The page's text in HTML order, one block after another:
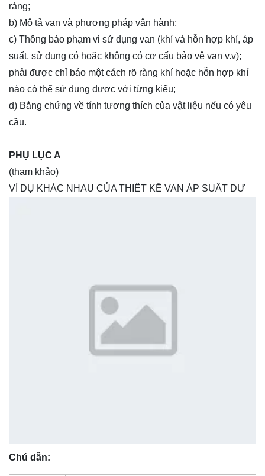
ràng;
b) Mô tả van và phương pháp vận hành;
c) Thông báo phạm vi sử dụng van (khí và hỗn hợp khí, áp
suất, sử dụng có hoặc không có cơ cấu bảo vệ van v.v);
phải được chỉ báo một cách rõ ràng khí hoặc hỗn hợp khí
nào có thể sử dụng được với từng kiểu;
d) Bằng chứng về tính tương thích của vật liệu nếu có yêu
cầu.
PHỤ LỤC A
(tham khảo)
VÍ DỤ KHÁC NHAU CỦA THIẾT KẾ VAN ÁP SUẤT DƯ
Chú dẫn: